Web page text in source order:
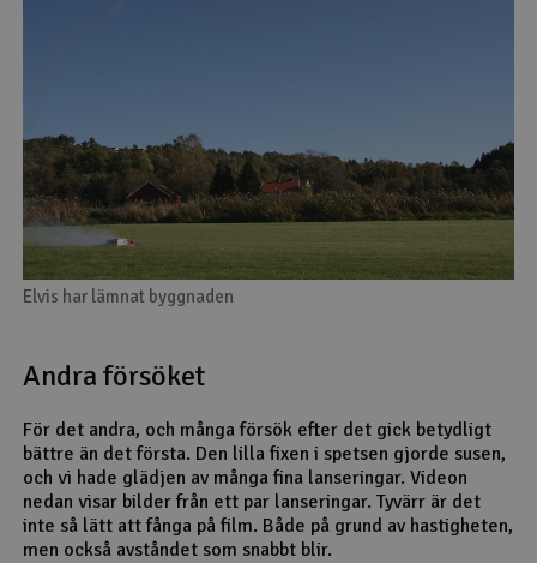
Elvis har lämnat byggnaden
Andra försöket
För det andra, och många försök efter det gick betydligt
bättre än det första. Den lilla fixen i spetsen gjorde susen,
och vi hade glädjen av många fina lanseringar. Videon
nedan visar bilder från ett par lanseringar. Tyvärr är det
inte så lätt att fånga på film. Både på grund av hastigheten,
men också avståndet som snabbt blir.